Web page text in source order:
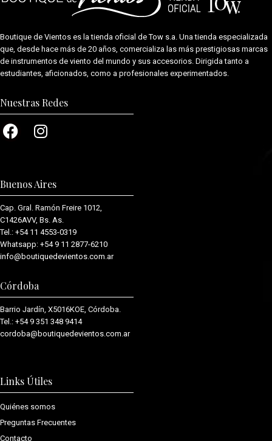
Boutique de Vientos es la tienda oficial deTow s.a. Una tienda especializada
que, desde hace más de 20 años, comercializa las más prestigiosas marcas
de instrumentos de viento del mundo y sus accesorios. Dirigida tanto a
estudiantes, aficionados, como a profesionales experimentados.
Nuestras Redes
Buenos Aires
Cap. Gral. Ramón Freire 1012,
C1426AVV, Bs. As.
Tel.: +54 11 4553-0319
Whatsapp: +54 9 11 2877-6210
info@boutiquedevientos.com.ar
Córdoba
Barrio Jardín, X5016KOE, Córdoba.
Tel.: +54 9 351 348 9414
cordoba@boutiquedevientos.com. ar
Links Útiles
Quiénes somos
Preguntas Frecuentes
Contacto